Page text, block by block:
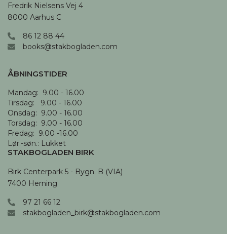
Fredrik Nielsens Vej 4
8000 Aarhus C
86 12 88 44
books@stakbogladen.com
ÅBNINGSTIDER
Mandag:  9.00 - 16.00
Tirsdag:   9.00 - 16.00
Onsdag:  9.00 - 16.00
Torsdag:  9.00 - 16.00
Fredag:  9.00 -16.00
Lør.-søn.: Lukket
STAKBOGLADEN BIRK
Birk Centerpark 5 - Bygn. B (VIA)
7400 Herning
97 21 66 12
stakbogladen_birk@stakbogladen.com